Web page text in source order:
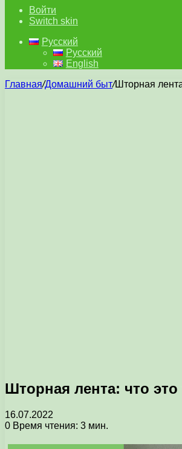
Войти
Switch skin
Русский
Русский
English
Главная/Домашний быт/Шторная
Шторная лента: что это
16.07.2022
0 Время чтения: 3 мин.